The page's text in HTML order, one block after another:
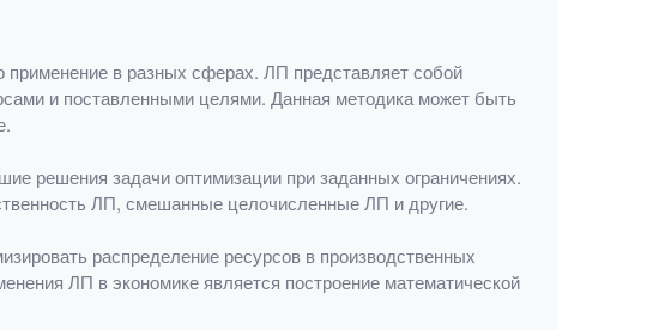
применение в разных сферах. ЛП представляет собой
и поставленными целями. Данная методика может быть
решения задачи оптимизации при заданных ограничениях.
ЛП, смешанные целочисленные ЛП и другие.
распределение ресурсов в производственных
ЛП в экономике является построение математической